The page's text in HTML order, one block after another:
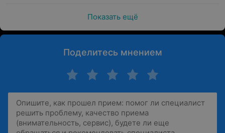
Показать ещё
Поделитесь мнением